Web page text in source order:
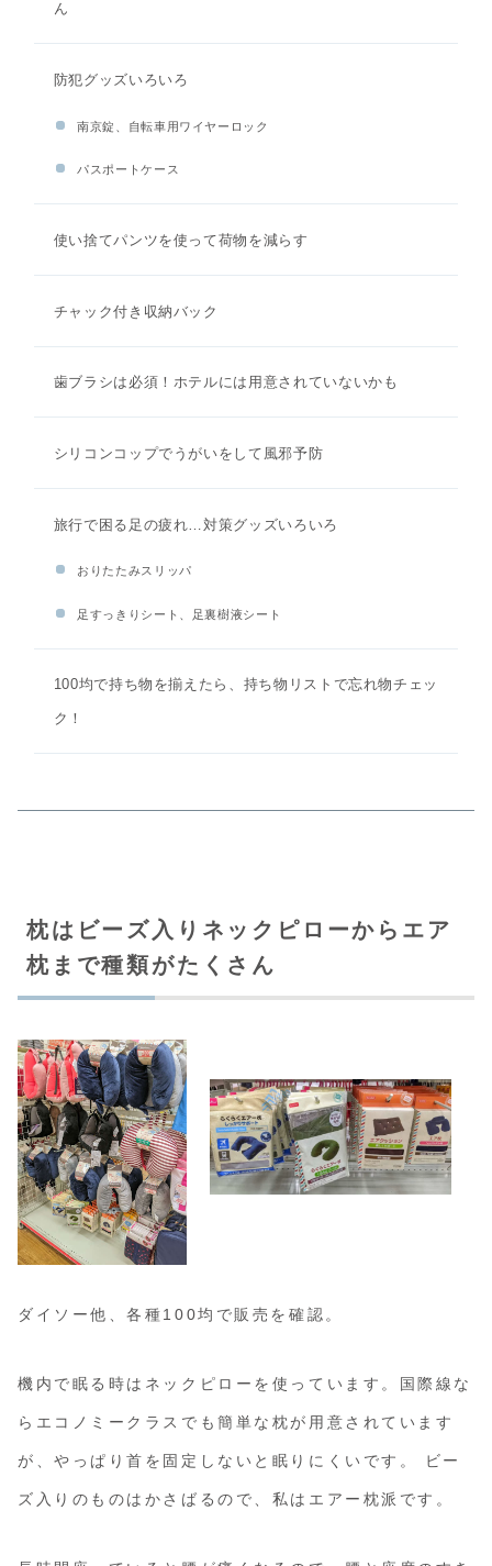
ん
防犯グッズいろいろ
南京錠、自転車用ワイヤーロック
パスポートケース
使い捨てパンツを使って荷物を減らす
チャック付き収納バック
歯ブラシは必須！ホテルには用意されていないかも
シリコンコップでうがいをして風邪予防
旅行で困る足の疲れ…対策グッズいろいろ
おりたたみスリッパ
足すっきりシート、足裏樹液シート
100均で持ち物を揃えたら、持ち物リストで忘れ物チェッ
ク！
枕はビーズ入りネックピローからエア
枕まで種類がたくさん
ダイソー他、各種100均で販売を確認。
機内で眠る時はネックピローを使っています。国際線な
らエコノミークラスでも簡単な枕が用意されています
が、やっぱり首を固定しないと眠りにくいです。 ビー
ズ入りのものはかさばるので、私はエアー枕派です。